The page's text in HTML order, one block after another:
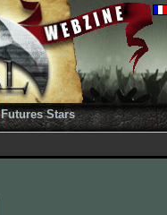
Futures Stars